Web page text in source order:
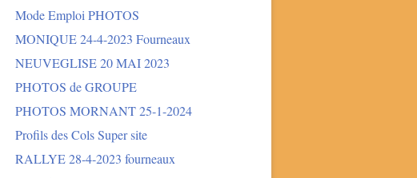
Mode Emploi PHOTOS
MONIQUE 24-4-2023 Fourneaux
NEUVEGLISE 20 MAI 2023
PHOTOS de GROUPE
PHOTOS MORNANT 25-1-2024
Profils des Cols Super site
RALLYE 28-4-2023 fourneaux